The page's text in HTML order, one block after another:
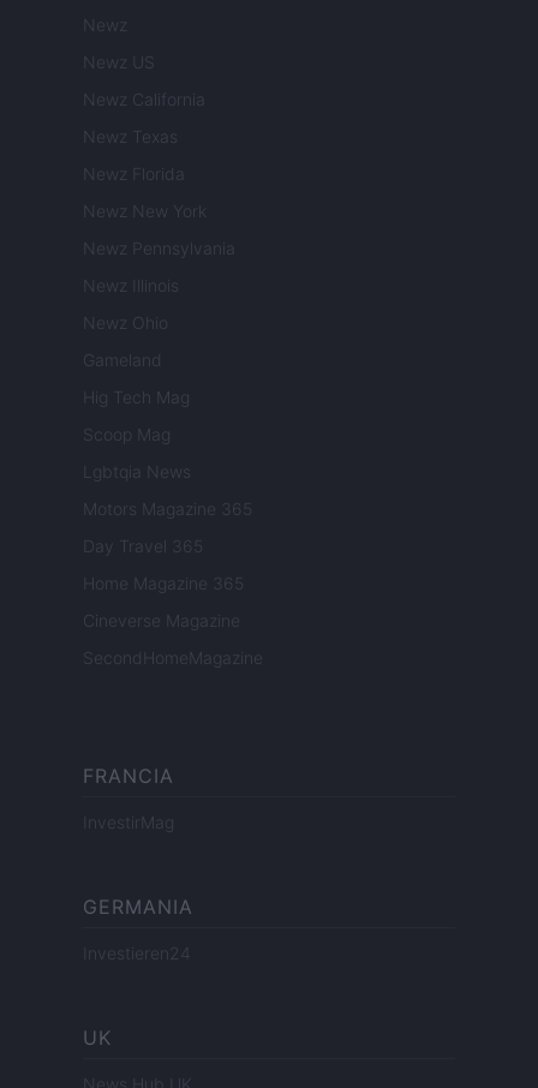
Newz
Newz US
Newz California
Newz Texas
Newz Florida
Newz New York
Newz Pennsylvania
Newz Illinois
Newz Ohio
Gameland
Hig Tech Mag
Scoop Mag
Lgbtqia News
Motors Magazine 365
Day Travel 365
Home Magazine 365
Cineverse Magazine
SecondHomeMagazine
FRANCIA
InvestirMag
GERMANIA
Investieren24
UK